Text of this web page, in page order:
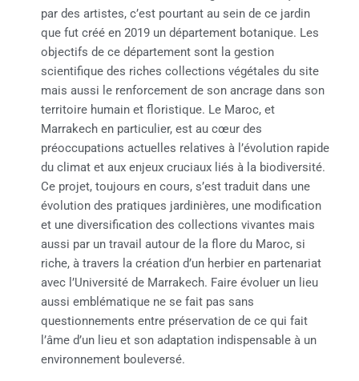
par des artistes, c’est pourtant au sein de ce jardin
que fut créé en 2019 un département botanique. Les
objectifs de ce département sont la gestion
scientifique des riches collections végétales du site
mais aussi le renforcement de son ancrage dans son
territoire humain et floristique. Le Maroc, et
Marrakech en particulier, est au cœur des
préoccupations actuelles relatives à l’évolution rapide
du climat et aux enjeux cruciaux liés à la biodiversité.
Ce projet, toujours en cours, s’est traduit dans une
évolution des pratiques jardinières, une modification
et une diversification des collections vivantes mais
aussi par un travail autour de la flore du Maroc, si
riche, à travers la création d’un herbier en partenariat
avec l’Université de Marrakech. Faire évoluer un lieu
aussi emblématique ne se fait pas sans
questionnements entre préservation de ce qui fait
l’âme d’un lieu et son adaptation indispensable à un
environnement bouleversé.